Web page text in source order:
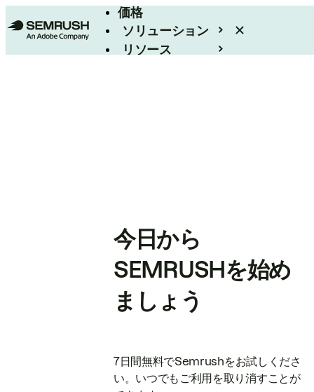
価格
ソリューション
リソース
今日から
SEMRUSHを始め
ましょう
7日間無料でSemrushをお試しくださ
い。いつでもご利用を取り消すことが